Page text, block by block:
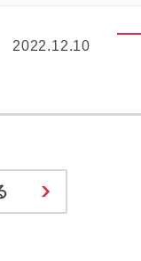
2022.12.10